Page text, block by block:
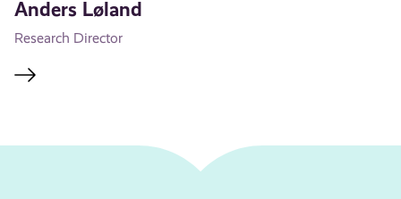
Anders Løland
Research Director